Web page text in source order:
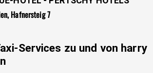
Hafnersteig 7
Services zu und von harry